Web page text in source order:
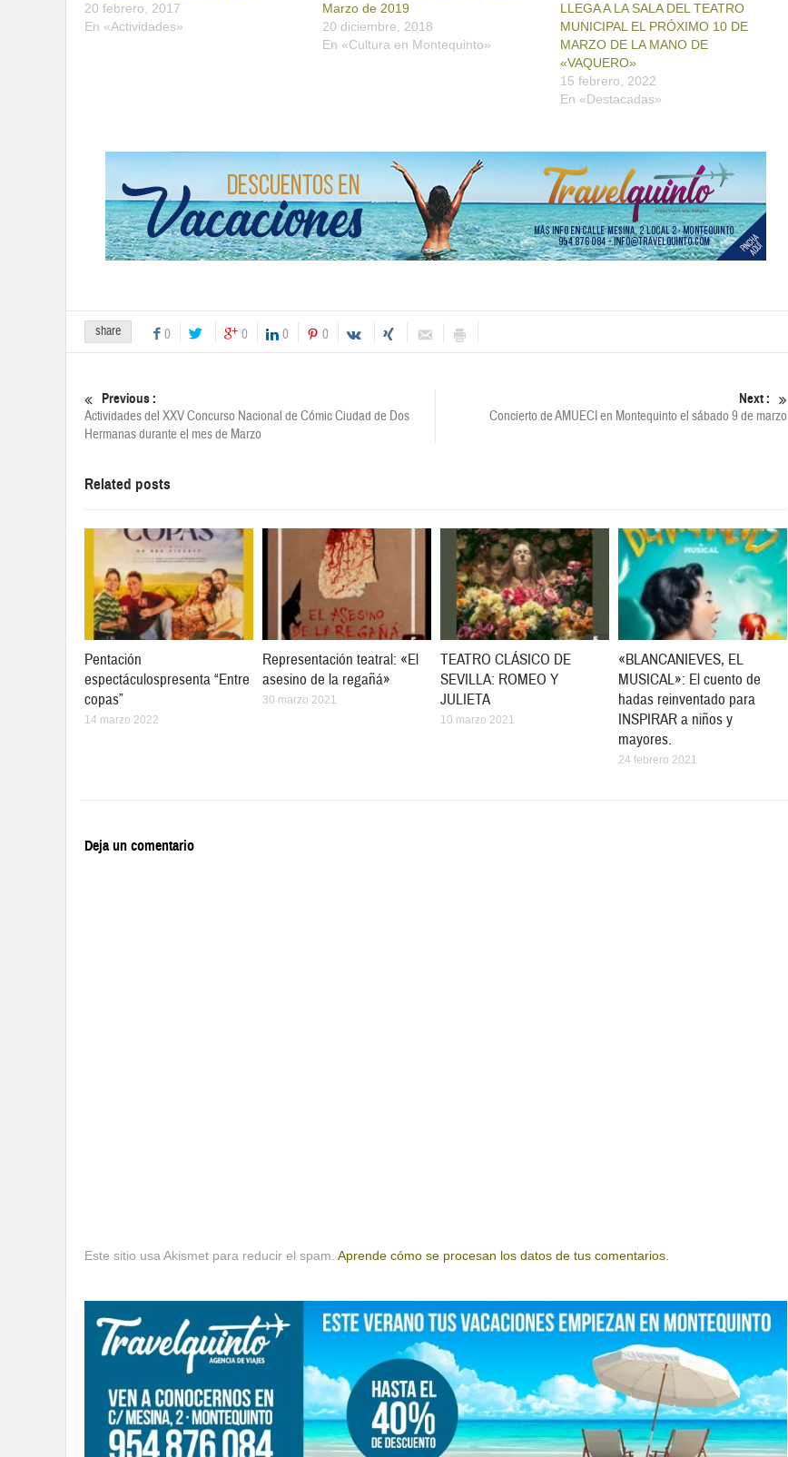
20 febrero, 2017
En «Actividades»
Marzo de 2019
20 diciembre, 2018
En «Cultura en Montequinto»
LLEGA A LA SALA DEL TEATRO
MUNICIPAL EL PRÓXIMO 10 DE
MARZO DE LA MANO DE
«VAQUERO»
15 febrero, 2022
En «Destacadas»
share 0 0 0 0
Previous :
Actividades del XXV Concurso Nacional de Cómic Ciudad de Dos
Hermanas durante el mes de Marzo
Next :
Concierto de AMUECI en Montequinto el sábado 9 de marzo
Related posts
Pentación
espectáculospresenta “Entre
copas”
14 marzo 2022
Representación teatral: «El
asesino de la regañá»
30 marzo 2021
TEATRO CLÁSICO DE
SEVILLA: ROMEO Y
JULIETA
10 marzo 2021
«BLANCANIEVES, EL
MUSICAL»: El cuento de
hadas reinventado para
INSPIRAR a niños y
mayores.
24 febrero 2021
Deja un comentario
Este sitio usa Akismet para reducir el spam. Aprende cómo se procesan los datos de tus comentarios.